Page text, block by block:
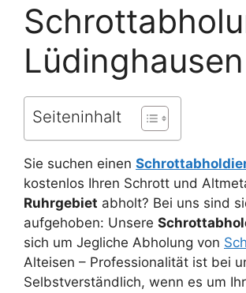
Lüdinghausen
Seiteninhalt
Sie suchen einen
kostenlos Ihren Schrott und
Ruhrgebiet abholt? Bei uns sind
aufgehoben: Unsere
sich um Jegliche Abholung von
Alteisen – Professionalität ist bei
Selbstverständlich, wenn es um